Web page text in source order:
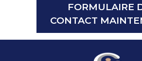
FORMULAIRE
CONTACT